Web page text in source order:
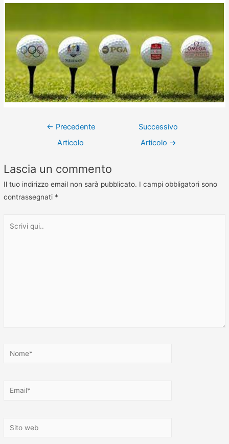
← Precedente
Articolo
Successivo
Articolo →
Lascia un commento
Il tuo indirizzo email non sarà pubblicato. I campi obbligatori sono
contrassegnati *